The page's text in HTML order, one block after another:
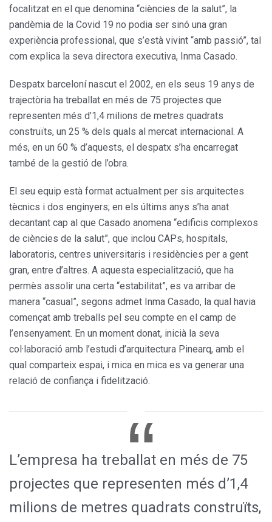
focalitzat en el que denomina “ciències de la salut”, la
pandèmia de la Covid 19 no podia ser sinó una gran
experiència professional, que s’està vivint “amb passió”, tal
com explica la seva directora executiva, Inma Casado.
Despatx barceloní nascut el 2002, en els seus 19 anys de
trajectòria ha treballat en més de 75 projectes que
representen més d’1,4 milions de metres quadrats
construïts, un 25 % dels quals al mercat internacional. A
més, en un 60 % d’aquests, el despatx s’ha encarregat
també de la gestió de l’obra.
El seu equip està format actualment per sis arquitectes
tècnics i dos enginyers; en els últims anys s’ha anat
decantant cap al que Casado anomena “edificis complexos
de ciències de la salut”, que inclou CAPs, hospitals,
laboratoris, centres universitaris i residències per a gent
gran, entre d’altres. A aquesta especialització, que ha
permès assolir una certa “estabilitat”, es va arribar de
manera “casual”, segons admet Inma Casado, la qual havia
començat amb treballs pel seu compte en el camp de
l’ensenyament. En un moment donat, inicià la seva
col·laboració amb l’estudi d’arquitectura Pinearq, amb el
qual comparteix espai, i mica en mica es va generar una
relació de confiança i fidelització.
L’empresa ha treballat en més de 75
projectes que representen més d’1,4
milions de metres quadrats construïts,